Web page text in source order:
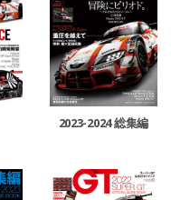
2023-2024 総集編